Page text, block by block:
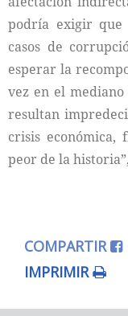
podría exigir que
casos de
esperar la
vez en el mediano
resultan
crisis económica,
peor de la
COMPARTIR
IMPRIMIR